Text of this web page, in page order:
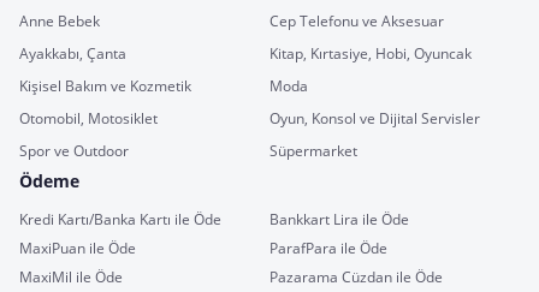
Anne Bebek
Cep Telefonu ve Aksesuar
Ayakkabı, Çanta
Kitap, Kırtasiye, Hobi, Oyuncak
Kişisel Bakım ve Kozmetik
Moda
Otomobil, Motosiklet
Oyun, Konsol ve Dijital Servisler
Spor ve Outdoor
Süpermarket
Ödeme
Kredi Kartı/Banka Kartı ile Öde
Bankkart Lira ile Öde
MaxiPuan ile Öde
ParafPara ile Öde
MaxiMil ile Öde
Pazarama Cüzdan ile Öde